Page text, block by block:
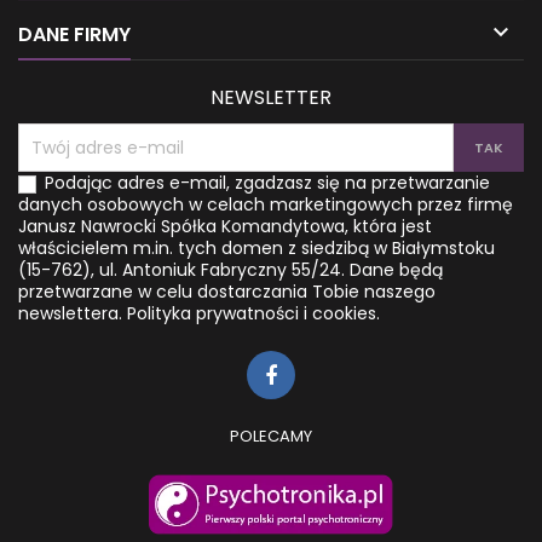
modyfikować własne
nastawienie. Dowiesz się jak
buddyzmu z najnowszymi
naukami...
DANE FIRMY 
NEWSLETTER
Podając adres e-mail, zgadzasz się na przetwarzanie
danych osobowych w celach marketingowych przez firmę
Janusz Nawrocki Spółka Komandytowa, która jest
właścicielem m.in. tych domen z siedzibą w Białymstoku
(15-762), ul. Antoniuk Fabryczny 55/24. Dane będą
przetwarzane w celu dostarczania Tobie naszego
newslettera. Polityka prywatności i cookies.
POLECAMY